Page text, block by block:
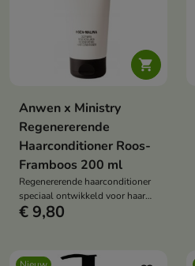

Anwen x Ministry
Regenererende
Haarconditioner Roos-
Framboos 200 ml
Regenererende haarconditioner
speciaal ontwikkeld voor haar
dat behoefte heeft aan herstel,
€ 9,80